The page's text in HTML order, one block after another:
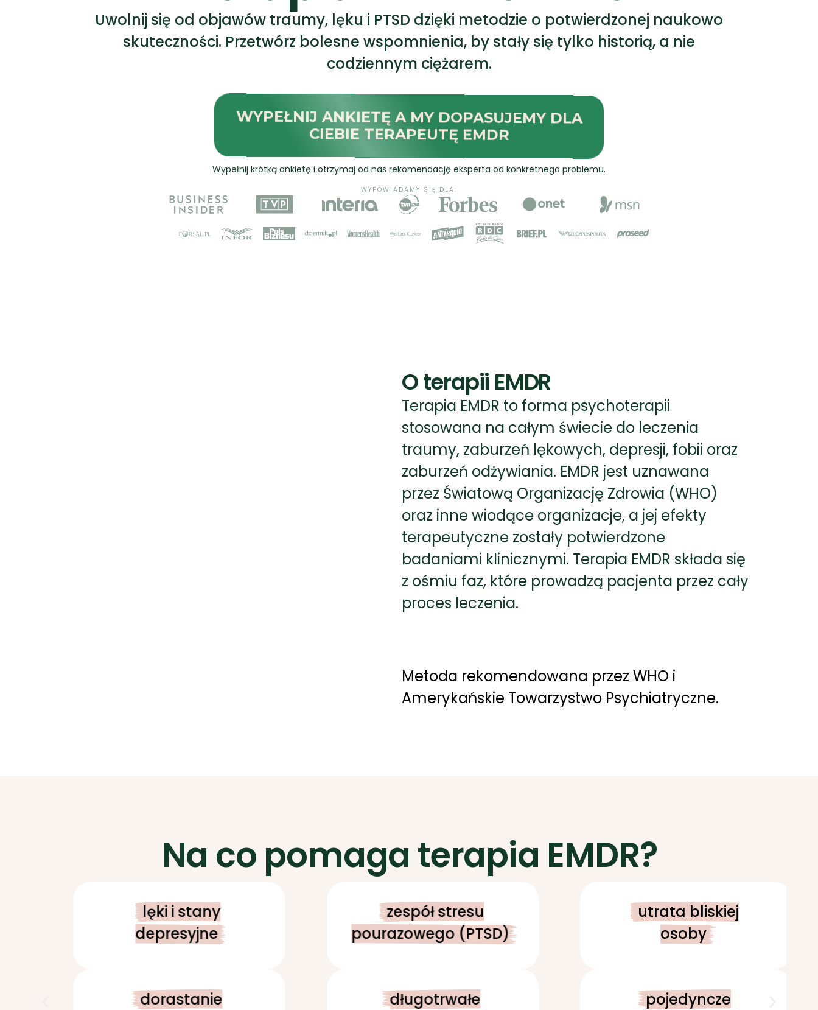
Uwolnij się od objawów traumy, lęku i PTSD dzięki metodzie o potwierdzonej naukowo
skuteczności. Przetwórz bolesne wspomnienia, by stały się tylko historią, a nie
codziennym ciężarem.
WYPEŁNIJ ANKIETĘ A MY DOPASUJEMY DLA
CIEBIE TERAPEUTĘ EMDR
Wypełnij krótką ankietę i otrzymaj od nas rekomendację eksperta od konkretnego problemu.
WYPOWIADAMY SIĘ DLA:
O terapii EMDR
Terapia EMDR to forma psychoterapii
stosowana na całym świecie do leczenia
traumy, zaburzeń lękowych, depresji, fobii oraz
zaburzeń odżywiania. EMDR jest uznawana
przez Światową Organizację Zdrowia (WHO)
oraz inne wiodące organizacje, a jej efekty
terapeutyczne zostały potwierdzone
badaniami klinicznymi. Terapia EMDR składa się
z ośmiu faz, które prowadzą pacjenta przez cały
proces leczenia.
Metoda rekomendowana przez WHO i
Amerykańskie Towarzystwo Psychiatryczne.
Na co pomaga terapia EMDR?
lęki i stany
depresyjne
dorastanie
zespół stresu
pourazowego (PTSD)
długotrwałe
utrata bliskiej
osoby
pojedyncze